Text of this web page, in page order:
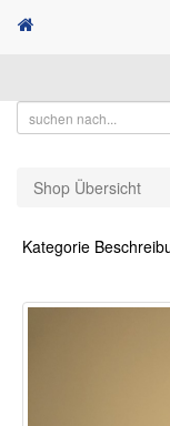
Shop Übersicht
Kategorie